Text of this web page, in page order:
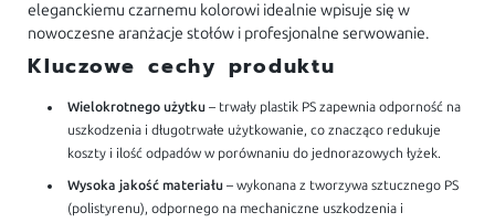
eleganckiemu czarnemu kolorowi idealnie wpisuje się w
nowoczesne aranżacje stołów i profesjonalne serwowanie.
Kluczowe cechy produktu
Wielokrotnego użytku – trwały plastik PS zapewnia odporność na
uszkodzenia i długotrwałe użytkowanie, co znacząco redukuje
koszty i ilość odpadów w porównaniu do jednorazowych łyżek.
Wysoka jakość materiału – wykonana z tworzywa sztucznego PS
(polistyrenu), odpornego na mechaniczne uszkodzenia i